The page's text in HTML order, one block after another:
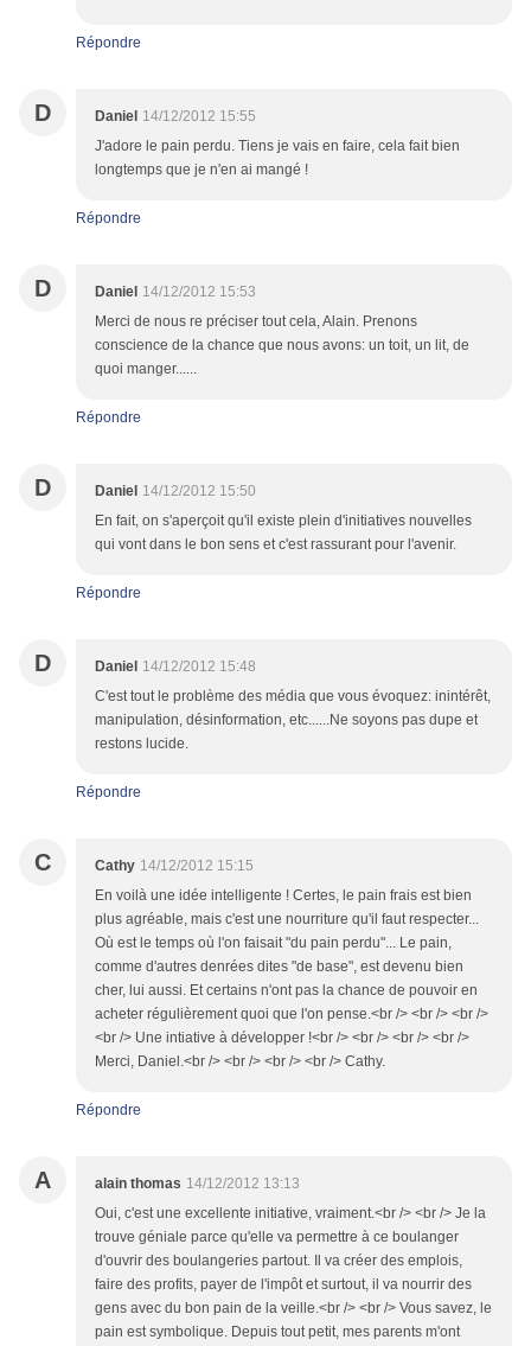
Répondre
D Daniel 14/12/2012 15:55
J'adore le pain perdu. Tiens je vais en faire, cela fait bien
longtemps que je n'en ai mangé !
Répondre
D Daniel 14/12/2012 15:53
Merci de nous re préciser tout cela, Alain. Prenons
conscience de la chance que nous avons: un toit, un lit, de
quoi manger......
Répondre
D Daniel 14/12/2012 15:50
En fait, on s'aperçoit qu'il existe plein d'initiatives nouvelles
qui vont dans le bon sens et c'est rassurant pour l'avenir.
Répondre
D Daniel 14/12/2012 15:48
C'est tout le problème des média que vous évoquez: inintérêt,
manipulation, désinformation, etc......Ne soyons pas dupe et
restons lucide.
Répondre
C Cathy 14/12/2012 15:15
En voilà une idée intelligente ! Certes, le pain frais est bien
plus agréable, mais c'est une nourriture qu'il faut respecter...
Où est le temps où l'on faisait "du pain perdu"... Le pain,
comme d'autres denrées dites "de base", est devenu bien
cher, lui aussi. Et certains n'ont pas la chance de pouvoir en
acheter régulièrement quoi que l'on pense.<br /> <br /> <br />
<br /> Une intiative à développer !<br /> <br /> <br /> <br />
Merci, Daniel.<br /> <br /> <br /> <br /> Cathy.
Répondre
A alain thomas 14/12/2012 13:13
Oui, c'est une excellente initiative, vraiment.<br /> <br /> Je la
trouve géniale parce qu'elle va permettre à ce boulanger
d'ouvrir des boulangeries partout. Il va créer des emplois,
faire des profits, payer de l'impôt et surtout, il va nourrir des
gens avec du bon pain de la veille.<br /> <br /> Vous savez, le
pain est symbolique. Depuis tout petit, mes parents m'ont